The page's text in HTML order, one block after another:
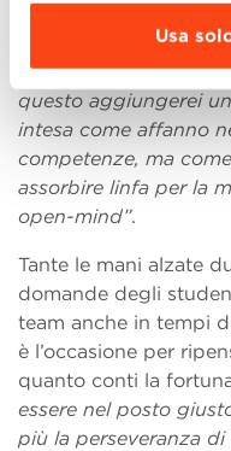
Usa
fondamentale
orientare i propri
questo aggiungerei
intesa come affanno
competenze, ma
assorbire linfa per la
open-mind”.
Tante le mani alzate
domande degli
team anche in tempi
è l’occasione per
quanto conti la
essere nel posto
più la perseveranza